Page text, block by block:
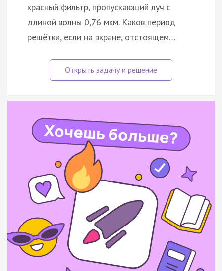
красный фильтр, пропускающий луч с
длиной волны 0,76 мкм. Каков период
решётки, если на экране, отстоящем…